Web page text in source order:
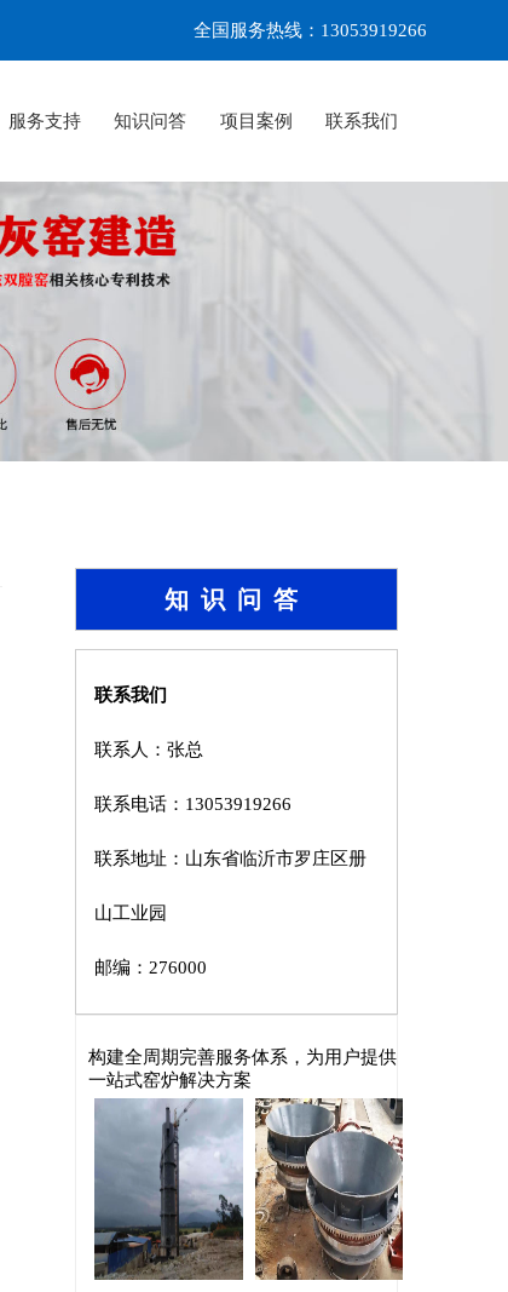
全国服务热线：13053919266
服务支持 知识问答 项目案例 联系我们
知识问答
联系我们
联系人：张总
联系电话：13053919266
联系地址：山东省临沂市罗庄区册
山工业园
邮编：276000
构建全周期完善服务体系，为用户提供
一站式窑炉解决方案